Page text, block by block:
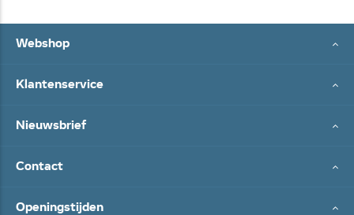
Webshop
Klantenservice
Nieuwsbrief
Contact
Openingstijden